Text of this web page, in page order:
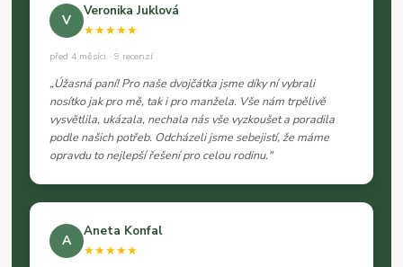
V
Veronika Juklová
★★★★★
před 4 měsíci · 9 recenzí
„Úžasná paní! Pro naše dvojčátka jsme díky ní vybrali
nosítko jak pro mě, tak i pro manžela. Vše nám trpělivě
vysvětlila, ukázala, nechala nás vše vyzkoušet a poradila
podle našich potřeb. Odcházeli jsme sebejistí, že máme
opravdu to nejlepší řešení pro celou rodinu."
A
Aneta Konfal
★★★★★